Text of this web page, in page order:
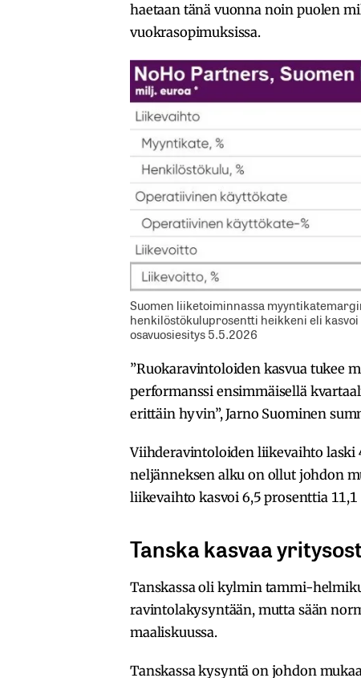
haetaan tänä vuonna noin puolen
vuokrasopimuksissa.
Suomen liiketoiminnassa
henkilöstökuluprosentti heikkeni eli
osavuosiesitys 5.5.2026
”Ruokaravintoloiden kasvua tukee
performanssi ensimmäisellä
erittäin hyvin”, Jarno Suominen
Viihderavintoloiden liikevaihto laski
neljänneksen alku on ollut johdon
liikevaihto kasvoi 6,5 prosenttia
Tanska kasvaa
Tanskassa oli kylmin tammi-
ravintolakysyntään, mutta sään
maaliskuussa.
Tanskassa kysyntä on johdon